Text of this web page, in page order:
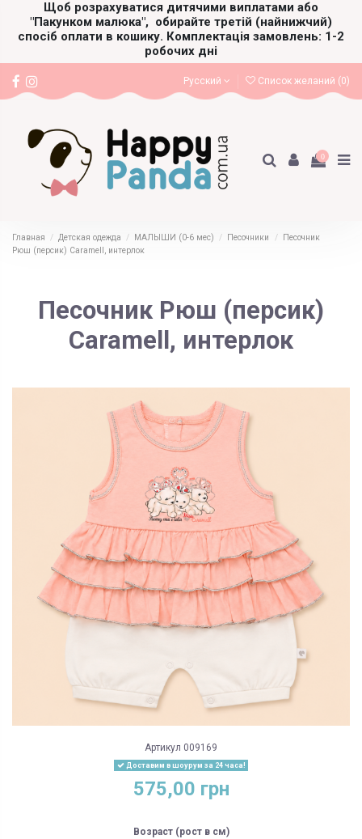
Щоб розрахуватися дитячими виплатами або
"Пакунком малюка", обирайте третій (найнижчий)
спосіб оплати в кошику. Комплектація замовлень: 1-2
робочих дні
Русский Список желаний (0)
0
Главная Детская одежда МАЛЫШИ (0-6 мес) Песочники
Песочник
Рюш (персик) Caramell, интерлок
Песочник Рюш (персик)
Caramell, интерлок
Артикул 009169
Доставим в шоурум за 24 часа!
575,00 грн
Возраст (рост в см)